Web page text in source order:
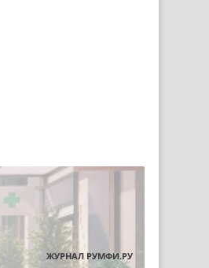
ЖУРНАЛ РУМФИ.РУ